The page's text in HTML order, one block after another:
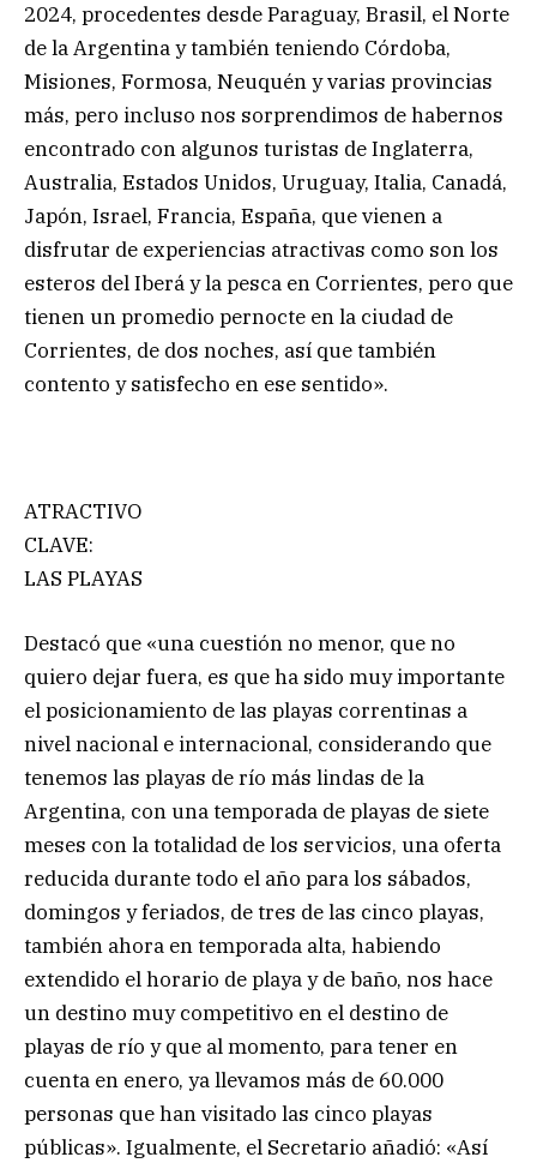
2024, procedentes desde Paraguay, Brasil, el Norte
de la Argentina y también teniendo Córdoba,
Misiones, Formosa, Neuquén y varias provincias
más, pero incluso nos sorprendimos de habernos
encontrado con algunos turistas de Inglaterra,
Australia, Estados Unidos, Uruguay, Italia, Canadá,
Japón, Israel, Francia, España, que vienen a
disfrutar de experiencias atractivas como son los
esteros del Iberá y la pesca en Corrientes, pero que
tienen un promedio pernocte en la ciudad de
Corrientes, de dos noches, así que también
contento y satisfecho en ese sentido».
ATRACTIVO
CLAVE:
LAS PLAYAS
Destacó que «una cuestión no menor, que no
quiero dejar fuera, es que ha sido muy importante
el posicionamiento de las playas correntinas a
nivel nacional e internacional, considerando que
tenemos las playas de río más lindas de la
Argentina, con una temporada de playas de siete
meses con la totalidad de los servicios, una oferta
reducida durante todo el año para los sábados,
domingos y feriados, de tres de las cinco playas,
también ahora en temporada alta, habiendo
extendido el horario de playa y de baño, nos hace
un destino muy competitivo en el destino de
playas de río y que al momento, para tener en
cuenta en enero, ya llevamos más de 60.000
personas que han visitado las cinco playas
públicas». Igualmente, el Secretario añadió: «Así